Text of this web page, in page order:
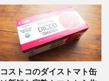
コストコのダイストマト缶